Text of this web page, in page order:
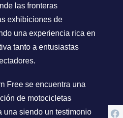
las fronteras
exhibiciones de
una experiencia rica en
tanto a entusiastas
Free se encuentra una
de motocicletas
una siendo un testimonio